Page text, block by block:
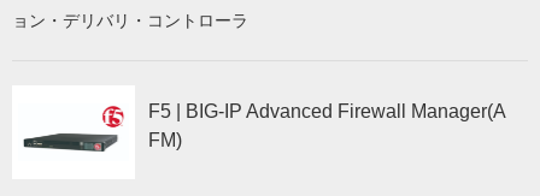
ョン・デリバリ・コントローラ
F5 | BIG-IP Advanced Firewall Manager(A
FM)